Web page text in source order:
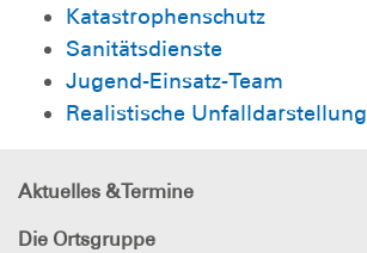
Katastrophenschutz
Sanitätsdienste
Jugend-Einsatz-Team
Realistische Unfalldarstellung
Aktuelles & Termine
Die Ortsgruppe